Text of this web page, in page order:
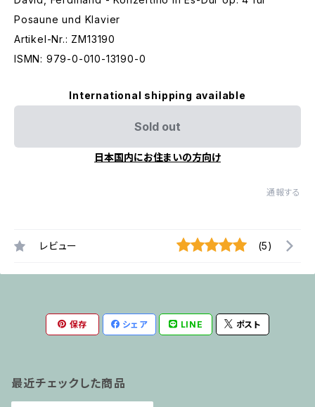
Posaune und Klavier
Artikel-Nr.: ZM13190
ISMN: 979-0-010-13190-0
International shipping available
Sold out
日本国内にお住まいの方向け
通報する
レビュー (5)
保存 シェア LINE ポスト
最近チェックした商品